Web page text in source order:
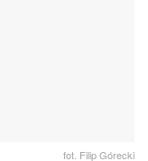
fot. Filip Górecki